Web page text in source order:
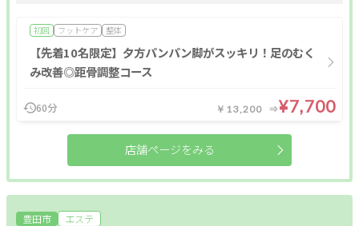
初回 フットケア 整体
【先着10名限定】夕方パンパン脚がスッキリ！足のむく
み改善◎距骨調整コース
60分 ￥13,200 ¥7,700
店舗ページをみる
豊田市 エステ